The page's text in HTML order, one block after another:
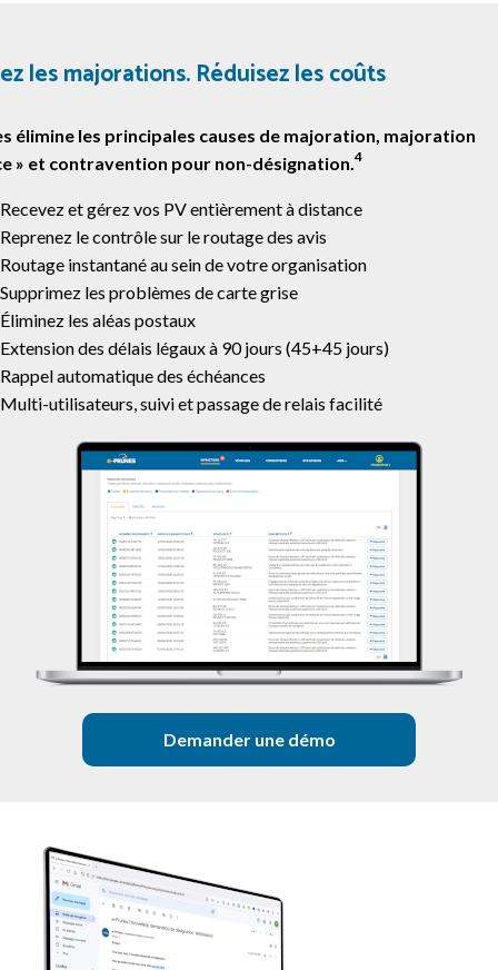
les majorations. Réduisez les coûts
élimine les principales causes de majoration, majoration
» et contravention pour non-désignation.4
Recevez et gérez vos PV entièrement à distance
Reprenez le contrôle sur le routage des avis
Routage instantané au sein de votre organisation
Supprimez les problèmes de carte grise
Éliminez les aléas postaux
Extension des délais légaux à 90 jours (45+45 jours)
Rappel automatique des échéances
Multi-utilisateurs, suivi et passage de relais facilité
Demander une démo